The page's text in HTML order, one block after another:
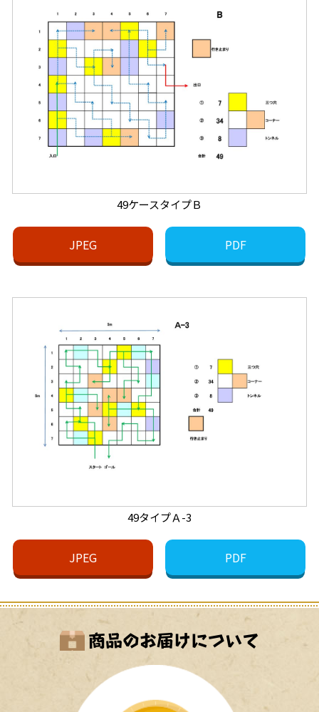
49ケースタイプＢ
JPEG PDF
49タイプＡ-3
JPEG PDF
商品のお届けについて